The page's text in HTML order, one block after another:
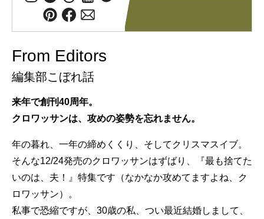
From Editors
編集部こぼれ話
来年で創刊40周年。
クロワッサンは、攻めの姿勢を忘れません。
年の暮れ、一年の締めくくり、そしてクリスマスイブ。
そんな12/24発売のクロワッサンはずばり、『最も捨てた
いのは、夫！』特集です（なかなか攻めてますよね、ク
ロワッサン）。
私事で恐縮ですが、30歳の私、つい最近結婚しまして、